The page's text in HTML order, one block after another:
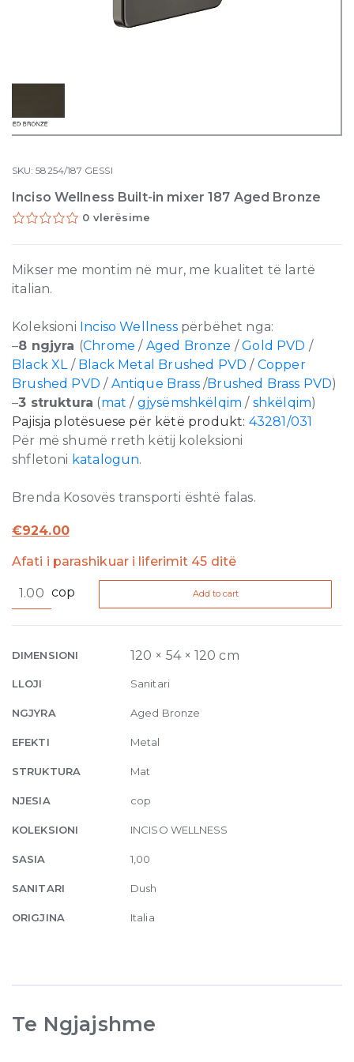
SKU:58254/187 GESSI
Inciso Wellness Built-in mixer 187 Aged Bronze
0 vlerësime
Mikser me montim në mur, me kualitet të lartë
italian.
Koleksioni Inciso Wellnesspërbëhet nga:
–8 ngjyra (Chrome/ Aged Bronze /Gold PVD /
Black XL/ Black Metal Brushed PVD / Copper
Brushed PVD / Antique Brass/Brushed Brass PVD)
–3 struktura (mat / gjysëmshkëlqim / shkëlqim)
Pajisja plotësuese për këtë produkt: 43281/031
Për më shumë rreth këtij koleksioni
shfletoni katalogun.
Brenda Kosovës transporti është falas.
€924.00
Afati i parashikuar i liferimit 45 ditë
Wellness
mixer
Aged
Bronze
cop Add to cart
DIMENSIONI 120 × 54 × 120 cm
LLOJI Sanitari
NGJYRA Aged Bronze
EFEKTI Metal
STRUKTURA Mat
NJESIA cop
KOLEKSIONI INCISO WELLNESS
SASIA 1,00
SANITARI Dush
ORIGJINA Italia
Te Ngjajshme